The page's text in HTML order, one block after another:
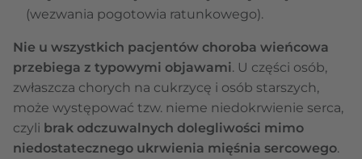
(wezwania pogotowia ratunkowego).
Nie u wszystkich pacjentów choroba wieńcowa
przebiega z typowymi objawami. U części osób,
zwłaszcza chorych na cukrzycę i osób starszych,
może występować tzw. nieme niedokrwienie serca,
czyli brak odczuwalnych dolegliwości mimo
niedostatecznego ukrwienia mięśnia sercowego.